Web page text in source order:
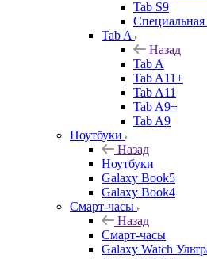
Tab S9
Специальная
Tab A
Назад
Tab A
Tab A11+
Tab A11
Tab A9+
Tab A9
Ноутбуки
Назад
Ноутбуки
Galaxy Book5
Galaxy Book4
Смарт-часы
Назад
Смарт-часы
Galaxy Watch